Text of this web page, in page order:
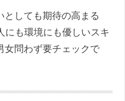
としても期待の高まる
にも環境にも優しいスキ
女問わず要チェックで